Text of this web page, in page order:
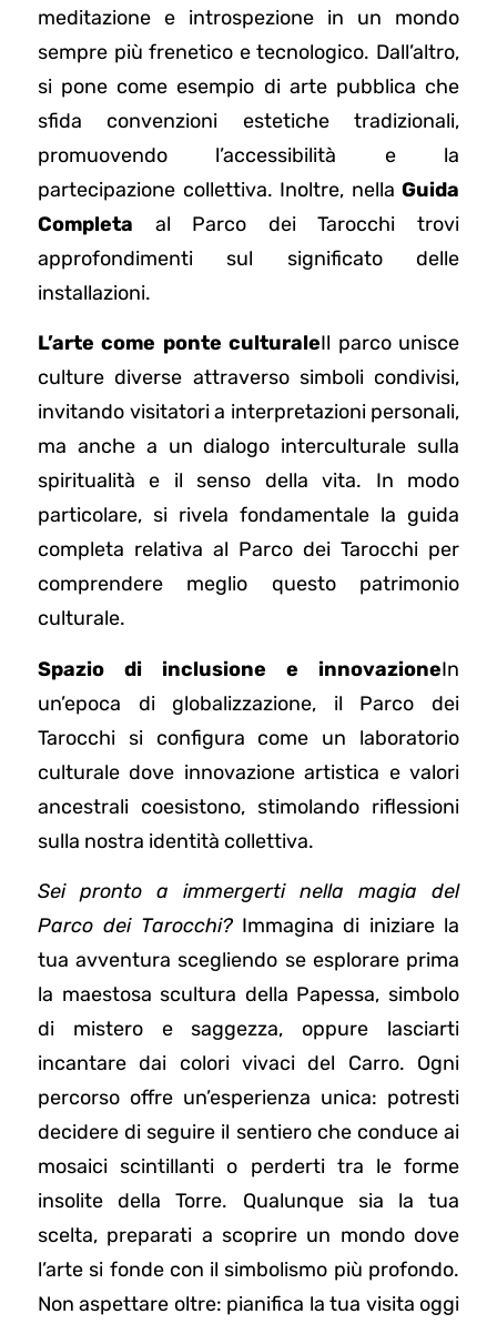
meditazione e introspezione in un mondo
sempre più frenetico e tecnologico. Dall’altro,
si pone come esempio di arte pubblica che
sfida convenzioni estetiche tradizionali,
promuovendo l’accessibilità e la
partecipazione collettiva. Inoltre, nella Guida
Completa al Parco dei Tarocchi trovi
approfondimenti sul significato delle
installazioni.
L’arte come ponte culturaleIl parco unisce
culture diverse attraverso simboli condivisi,
invitando visitatori a interpretazioni personali,
ma anche a un dialogo interculturale sulla
spiritualità e il senso della vita. In modo
particolare, si rivela fondamentale la guida
completa relativa al Parco dei Tarocchi per
comprendere meglio questo patrimonio
culturale.
Spazio di inclusione e innovazioneIn
un’epoca di globalizzazione, il Parco dei
Tarocchi si configura come un laboratorio
culturale dove innovazione artistica e valori
ancestrali coesistono, stimolando riflessioni
sulla nostra identità collettiva.
Sei pronto a immergerti nella magia del
Parco dei Tarocchi?Immagina di iniziare la
tua avventura scegliendo se esplorare prima
la maestosa scultura della Papessa, simbolo
di mistero e saggezza, oppure lasciarti
incantare dai colori vivaci del Carro. Ogni
percorso offre un’esperienza unica: potresti
decidere di seguire il sentiero che conduce ai
mosaici scintillanti o perderti tra le forme
insolite della Torre. Qualunque sia la tua
scelta, preparati a scoprire un mondo dove
l’arte si fonde con il simbolismo più profondo.
Non aspettare oltre: pianifica la tua visita oggi